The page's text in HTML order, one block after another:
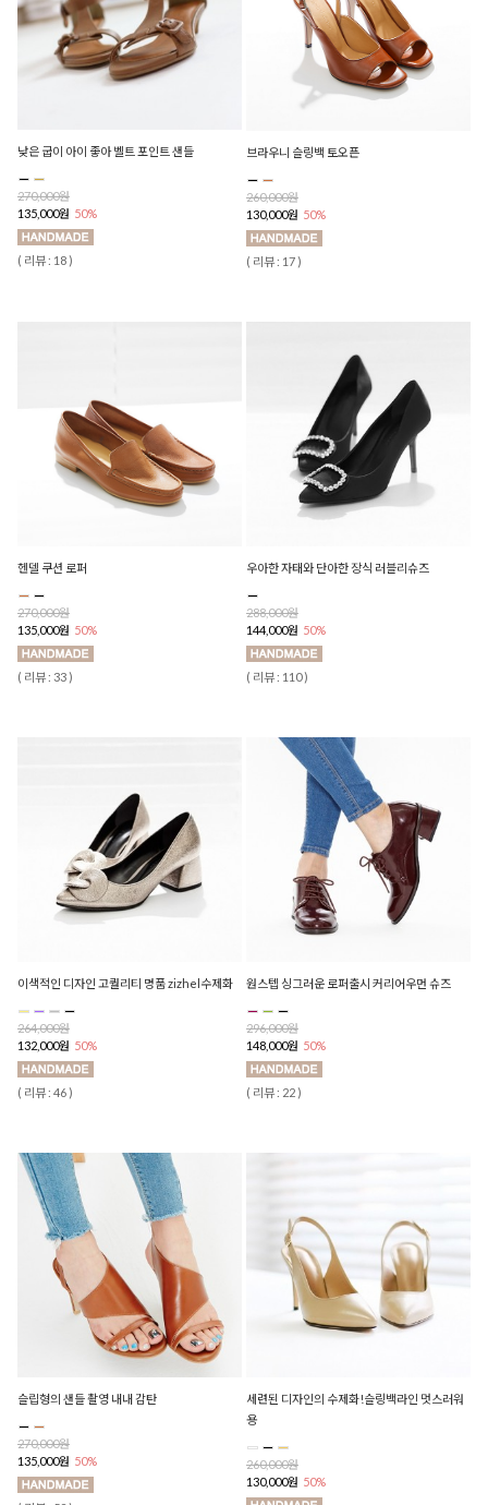
낮은 굽이 아이 좋아 벨트 포인트 샌들
270,000원
135,000원 50%
( 리뷰 : 18 )
브라우니 슬링백 토오픈
260,000원
130,000원 50%
( 리뷰 : 17 )
헨델 쿠션 로퍼
270,000원
135,000원 50%
( 리뷰 : 33 )
우아한 자태와 단아한 장식 러블리슈즈
288,000원
144,000원 50%
( 리뷰 : 110 )
이색적인 디자인 고퀄리티 명품 zizhel수제화
264,000원
132,000원 50%
( 리뷰 : 46 )
원스텝 싱그러운 로퍼출시 커리어우먼 슈즈
296,000원
148,000원 50%
( 리뷰 : 22 )
슬립형의 샌들 촬영 내내 감탄
270,000원
135,000원 50%
세련된 디자인의 수제화!슬링백라인 멋스러워
용
260,000원
130,000원 50%